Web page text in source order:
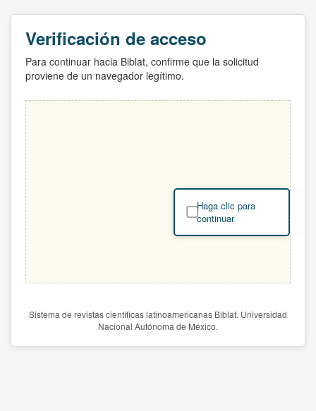
Verificación de acceso
Para continuar hacia Biblat, confirme que la solicitud
proviene de un navegador legítimo.
Haga clic para
continuar
Sistema de revistas científicas latinoamericanas Biblat. Universidad
Nacional Autónoma de México.